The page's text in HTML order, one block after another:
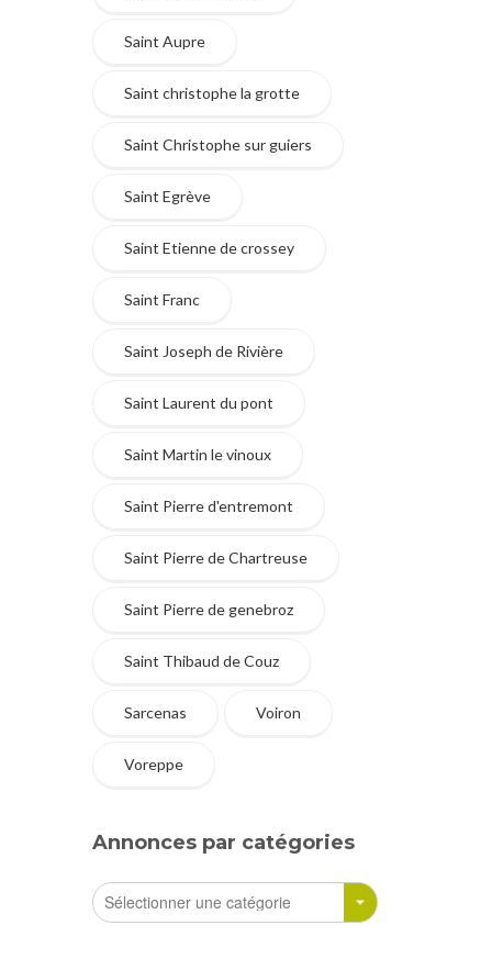
Saint Aupre
Saint christophe la grotte
Saint Christophe sur guiers
Saint Egrève
Saint Etienne de crossey
Saint Franc
Saint Joseph de Rivière
Saint Laurent du pont
Saint Martin le vinoux
Saint Pierre d'entremont
Saint Pierre de Chartreuse
Saint Pierre de genebroz
Saint Thibaud de Couz
Sarcenas Voiron
Voreppe
Annonces par catégories